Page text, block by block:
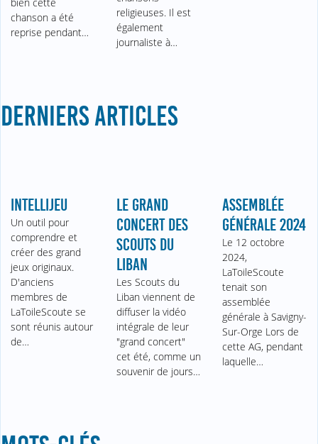
chanson a été
reprise pendant…
religieuses. Il est
également
journaliste à…
DERNIERS ARTICLES
INTELLIJEU
Un outil pour
comprendre et
créer des grand
jeux originaux.
D'anciens
membres de
LaToileScoute se
sont réunis autour
de…
LE GRAND
CONCERT DES
SCOUTS DU
LIBAN
Les Scouts du
Liban viennent de
diffuser la vidéo
intégrale de leur
"grand concert"
cet été, comme un
souvenir de jours…
ASSEMBLÉE
GÉNÉRALE 2024
Le 12 octobre
2024,
LaToileScoute
tenait son
assemblée
générale à Savigny-
Sur-Orge Lors de
cette AG, pendant
laquelle…